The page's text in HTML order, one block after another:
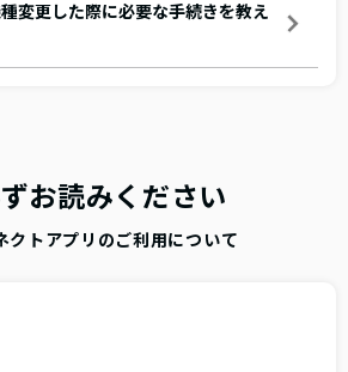
変更した際に必要な手続きを教え
お読みください
クトアプリのご利用について